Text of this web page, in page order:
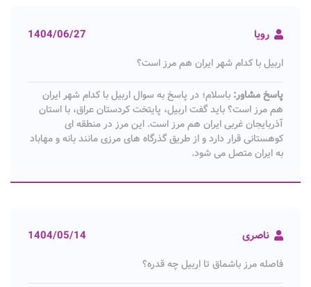
رویا 1404/06/27
اربیل با کدام شهر ایران هم مرز است؟
پاسخ مشاور: باسلام؛ در پاسخ به سوال اربیل با کدام شهر ایران
هم مرز است؟ باید گفت اربیل، پایتخت کردستان عراق، با استان
آذربایجان غربی ایران هم‌ مرز است. این مرز در منطقه‌ ای
کوهستانی قرار دارد و از طریق گذرگاه‌ های مرزی مانند بانه و مهاباد
به ایران متصل می‌ شود.
ناصری 1404/05/14
فاصله مرز باشماق تا اربیل چه قدره؟